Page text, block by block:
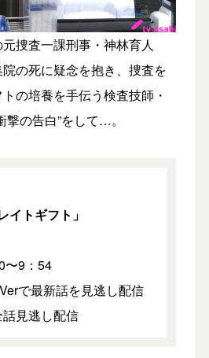
捜査一課刑事・神林育人
院の死に疑念を抱き、捜査を
の培養を手伝う検査技師・
撃の告白”をして…。
イトギフト」
9：54
で最新話を見逃し配信
見逃し配信